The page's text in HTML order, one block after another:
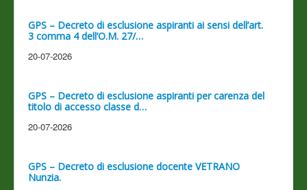
GPS – Decreto di esclusione aspiranti ai sensi dell’art.
3 comma 4 dell’O.M. 27/…
20-07-2026
GPS – Decreto di esclusione aspiranti per carenza del
titolo di accesso classe d…
20-07-2026
GPS – Decreto di esclusione docente VETRANO
Nunzia.